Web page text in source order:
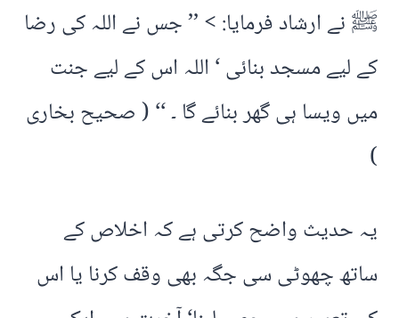
ﷺ نے ارشاد فرمایا: > ’’ جس نے اللہ کی رضا
کے لیے مسجد بنائی ‘ اللہ اس کے لیے جنت
میں ویسا ہی گھر بنائے گا ۔ ‘‘ ( صحیح بخاری
)
یہ حدیث واضح کرتی ہے کہ اخلاص کے
ساتھ چھوٹی سی جگہ بھی وقف کرنا یا اس